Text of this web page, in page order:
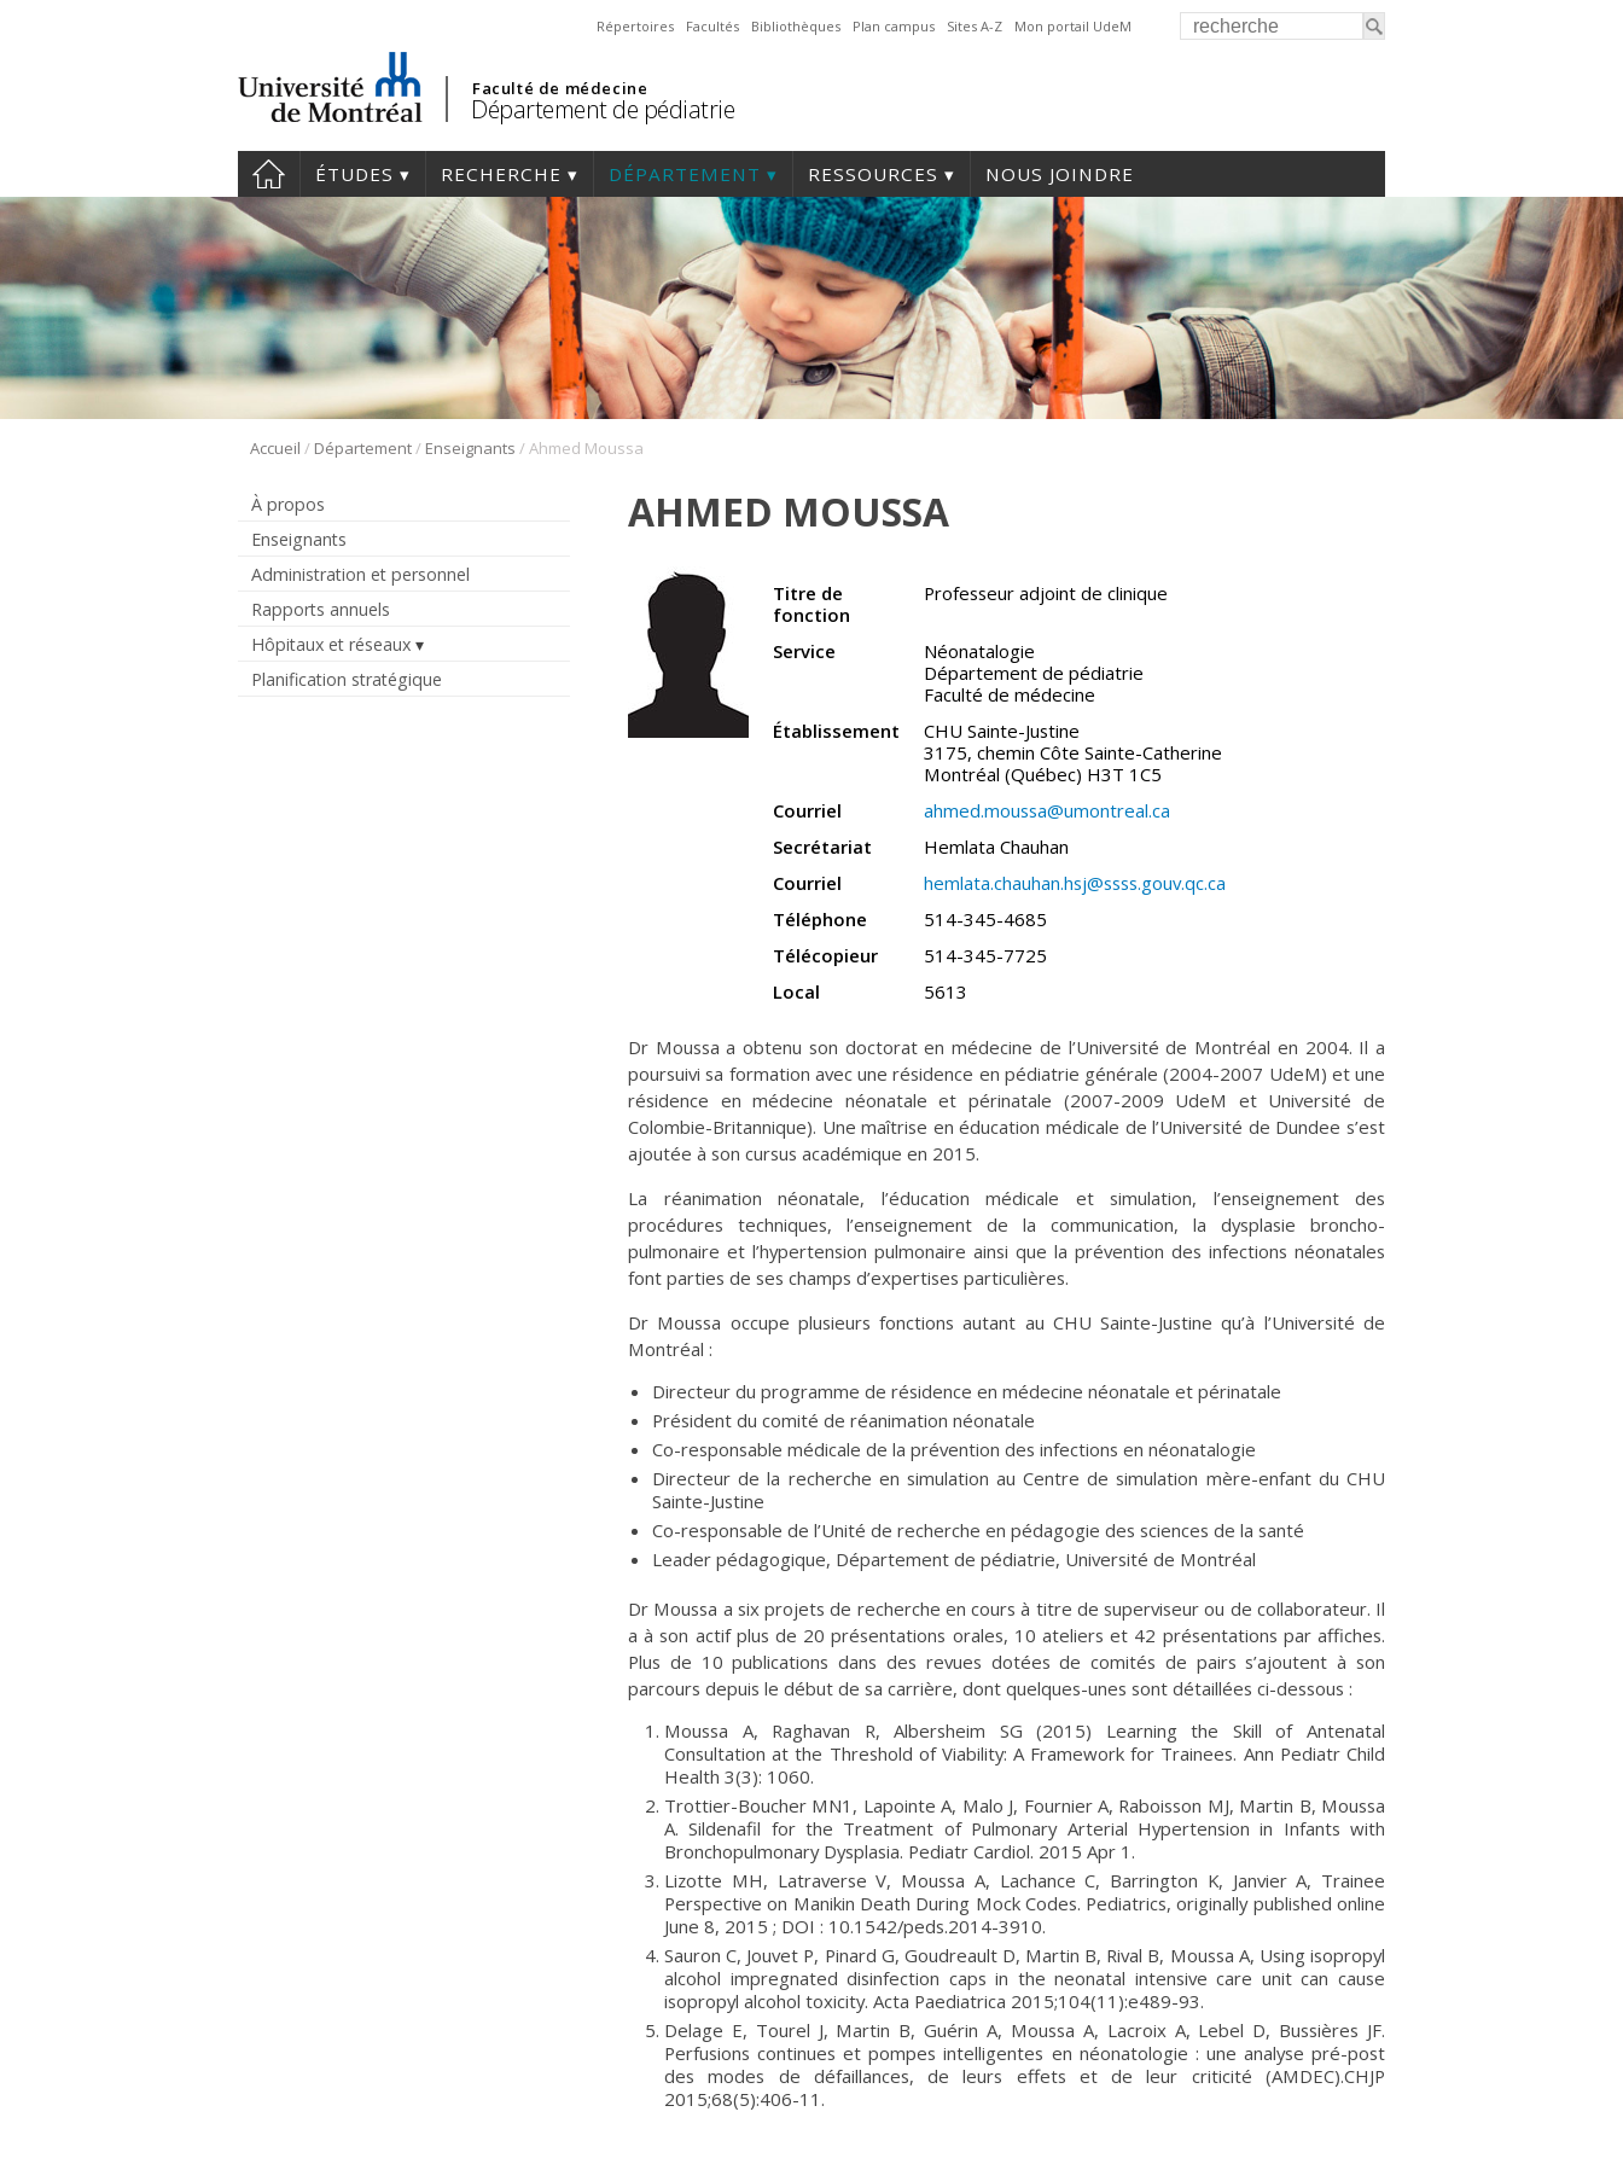
Répertoires Facultés Bibliothèques Plan campus Sites A-Z Mon portail UdeM
Faculté de médecine
Département de pédiatrie
ÉTUDES RECHERCHE DÉPARTEMENT RESSOURCES NOUS JOINDRE
Accueil / Département/ Enseignants /Ahmed Moussa
À propos
Enseignants
Administration et personnel
Rapports annuels
Hôpitaux et réseaux
Planification stratégique
AHMED MOUSSA
Titre de
fonction
Professeur adjoint de clinique
Service
Néonatalogie
Département de pédiatrie
Faculté de médecine
Établissement
CHU Sainte-Justine
3175, chemin Côte Sainte-Catherine
Montréal (Québec) H3T 1C5
Courriel
ahmed.moussa@umontreal.ca
Secrétariat
Hemlata Chauhan
Courriel
hemlata.chauhan.hsj@ssss.gouv.qc.ca
Téléphone
514-345-4685
Télécopieur
514-345-7725
Local
5613
Dr Moussa a obtenu son doctorat en médecine de l’Université de Montréal en 2004. Il a
poursuivi sa formation avec une résidence en pédiatrie générale (2004-2007 UdeM) et une
résidence en médecine néonatale et périnatale (2007-2009 UdeM et Université de
Colombie-Britannique). Une maîtrise en éducation médicale de l’Université de Dundee s’est
ajoutée à son cursus académique en 2015.
La réanimation néonatale, l’éducation médicale et simulation, l’enseignement des
procédures techniques, l’enseignement de la communication, la dysplasie broncho-
pulmonaire et l’hypertension pulmonaire ainsi que la prévention des infections néonatales
font parties de ses champs d’expertises particulières.
Dr Moussa occupe plusieurs fonctions autant au CHU Sainte-Justine qu’à l’Université de
Montréal :
Directeur du programme de résidence en médecine néonatale et périnatale
Président du comité de réanimation néonatale
Co-responsable médicale de la prévention des infections en néonatalogie
Directeur de la recherche en simulation au Centre de simulation mère-enfant du CHU
Sainte-Justine
Co-responsable de l’Unité de recherche en pédagogie des sciences de la santé
Leader pédagogique, Département de pédiatrie, Université de Montréal
Dr Moussa a six projets de recherche en cours à titre de superviseur ou de collaborateur. Il
a à son actif plus de 20 présentations orales, 10 ateliers et 42 présentations par affiches.
Plus de 10 publications dans des revues dotées de comités de pairs s’ajoutent à son
parcours depuis le début de sa carrière, dont quelques-unes sont détaillées ci-dessous :
Moussa A, Raghavan R, Albersheim SG (2015) Learning the Skill of Antenatal
Consultation at the Threshold of Viability: A Framework for Trainees. Ann Pediatr Child
Health 3(3): 1060.
Trottier-Boucher MN1, Lapointe A, Malo J, Fournier A, Raboisson MJ, Martin B, Moussa
A. Sildenafil for the Treatment of Pulmonary Arterial Hypertension in Infants with
Bronchopulmonary Dysplasia. Pediatr Cardiol. 2015 Apr 1.
Lizotte MH, Latraverse V, Moussa A, Lachance C, Barrington K, Janvier A, Trainee
Perspective on Manikin Death During Mock Codes. Pediatrics, originally published online
June 8, 2015 ; DOI : 10.1542/peds.2014-3910.
Sauron C, Jouvet P, Pinard G, Goudreault D, Martin B, Rival B, Moussa A, Using isopropyl
alcohol impregnated disinfection caps in the neonatal intensive care unit can cause
isopropyl alcohol toxicity. Acta Paediatrica 2015;104(11):e489-93.
Delage E, Tourel J, Martin B, Guérin A, Moussa A, Lacroix A, Lebel D, Bussières JF.
Perfusions continues et pompes intelligentes en néonatologie : une analyse pré-post
des modes de défaillances, de leurs effets et de leur criticité (AMDEC).CHJP
2015;68(5):406-11.